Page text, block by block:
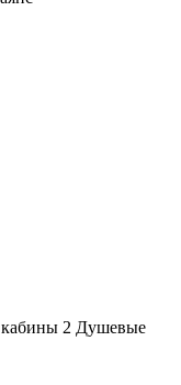
Душевые